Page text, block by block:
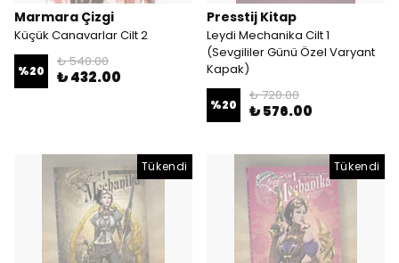
Marmara Çizgi
Küçük Canavarlar Cilt 2
%20
₺ 540.00
₺ 432.00
Presstij Kitap
Leydi Mechanika Cilt 1
(Sevgililer Günü Özel Varyant
Kapak)
%20
₺ 720.00
₺ 576.00
Tükendi Tükendi